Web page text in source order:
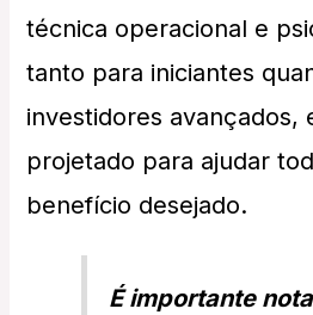
técnica operacional e
tanto para iniciantes
investidores avançados,
projetado para ajudar
benefício desejado.
É importante